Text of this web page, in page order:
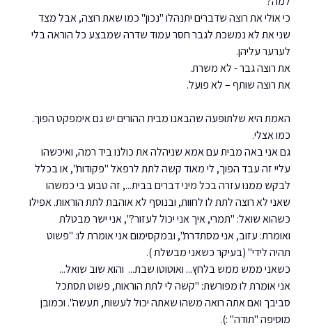
כי אולי את רוצה שדברים יתנהלו "נכון" כמו שאת רוצה, אבל מצד
שני את לא נמשכת לגבר חסר עמוד שדרה שמבצע כל הוראה בלי
לערער עליהן.
את רוצה גבר - לא משרת.
את רוצה שותף – לא פועל.
האמת היא שלתופעה שהבאנו מבית ההורים יש גם אימפקט הפוך.
כמו אצלי.
גם אני באה מבית עם אמא שניהלה את כולנו ביד רמה, ואיכשהו
עליי זה עבד הפוך, לי מאוד קשה לתת לרפאל "פקודות", או בכלל
לבקש ממנו עזרה בכל מיני דברים בבית..., זה טבוע בי כמשהו
שאני לא רוצה לתת לו לחוות, ובנוסף לא אוהבת לתת הוראות. אפילו
כשהוא שואל: "תמרי, איך אני יכול לעזור?", אני ישר מבטלת
ואומרת: עזוב, אני מסתדרת", ובמקסימום אני אומרת לו: "פשוט
תהיה לידי" (בעיקר כשאני מבשלת ).
כשאני ממש ממש בלחץ... ואוטוטו שבת...  והוא שוב שואל...
אני אומרת לו מפורשת: "קשה לי לתת הוראות, פשוט תסתכל
סביבך ואם אתה רואה משהו שאתה יכול לעשות, תעשה". וכמובן
מוסיפה "תודה" :).